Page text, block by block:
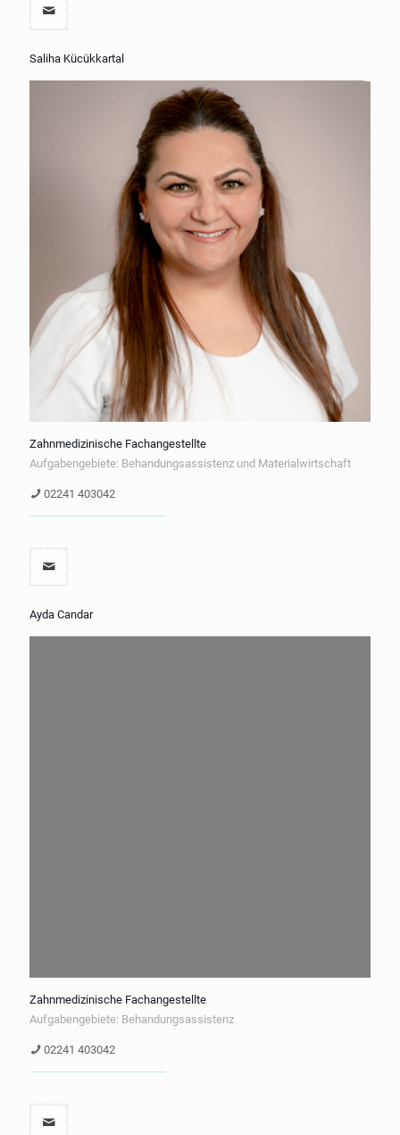
Saliha Kücükkartal
Zahnmedizinische Fachangestellte
Aufgabengebiete: Behandungsassistenz und Materialwirtschaft
02241 403042
Ayda Candar
Zahnmedizinische Fachangestellte
Aufgabengebiete: Behandungsassistenz
02241 403042